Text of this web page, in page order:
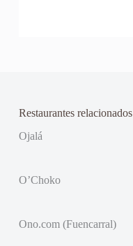
Restaurantes relacionados
Ojalá
O’Choko
Ono.com (Fuencarral)